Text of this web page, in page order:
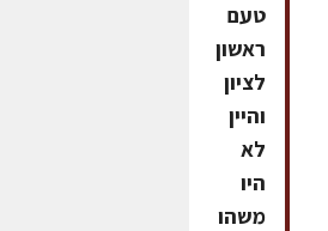
טעם
ראשון
לציון
והיין
לא
היו
משהו